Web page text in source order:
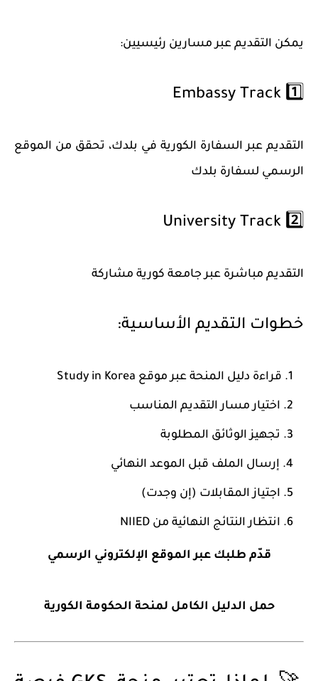
يمكن التقديم عبر مسارين رئيسيين:
1️⃣ Embassy Track
التقديم عبر السفارة الكورية في بلدك، تحقق من الموقع
الرسمي لسفارة بلدك
2️⃣ University Track
التقديم مباشرة عبر جامعة كورية مشاركة
خطوات التقديم الأساسية:
قراءة دليل المنحة عبر موقع Study in Korea
اختيار مسار التقديم المناسب
تجهيز الوثائق المطلوبة
إرسال الملف قبل الموعد النهائي
اجتياز المقابلات (إن وجدت)
انتظار النتائج النهائية من NIIED
قدّم طلبك عبر الموقع الإلكتروني الرسمي
حمل الدليل الكامل لمنحة الحكومة الكورية